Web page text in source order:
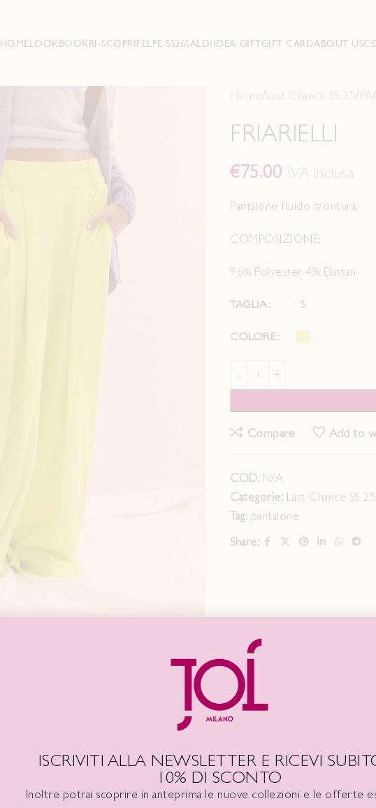
HOMELOOKBOOKRI-SCOPRIFELPE SS26SALDI IDEA GIFTGIFT CARDABOUT US
Home Last Chance SS 25
FRIARIELLI
€75.00 IVA Inclusa
Pantalone fluido c/cintura.
COMPOSIZIONE:
96% Polyester 4% Elastan
TAGLIA S
COLORE
Compare Add to
COD: N/A
Categorie: Last Chance SS 25
Tag: pantalone
Share:
INFORMAZIONI AGGIUNTIVE
ISCRIVITI ALLA NEWSLETTER E RICEVI
10% DI SCONTO
Inoltre potrai scoprire in anteprima le nuove collezioni e le offerte